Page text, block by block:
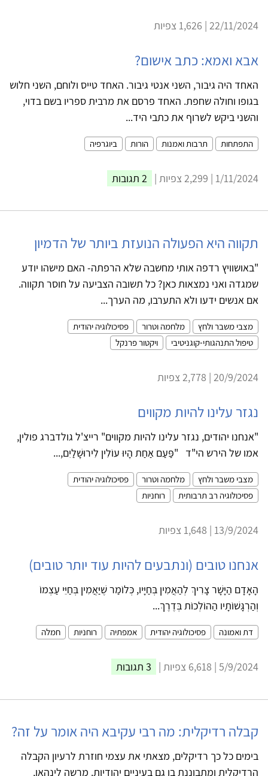
22/11/2024 | 1,626 צפיות
אבא ואמא: כתב אישום?
האחד היה גיבור, השני אנטי גיבור. האחד טייס ולוחם, השני חלוש
בגופו וחולה שחפת. האחד פרסם את מרבית ספריו בשם בדוי,
והשני ביקש לשרוף את כתבי היד...
התפתחות תרבות ואמנות הורות ביוגרפיה
1/11/2024 | 2,299 צפיות | 2 תגובות
תקווה היא הפעולה הנועזת ביותר של הדמיון
"באושוויץ רדפה אותי מחשבה שלא הרפתה- האם מישהו יודע
שמגדה ואני נמצאות כאן? כל תשובה הצביעה על חוסר תקווה.
אם אנשים ידעו ולא התערבו, מה הערך...
מצבי משבר ולחץ מלחמה וטרור
פסיכולוגיה יהודית
טיפול התנהגותי-קוגניטיבי
ויקטור פרנקל
20/9/2024 | 2,778 צפיות
נגזר עלינו להיות מקווים
"אנחנו יהודים, נגזר עלינו להיות מקווים" רייצ'ל גולדברג פולין,
אמו של הירש הי"ד "פַּעַם אַחַת הָיוּ עוֹלִין לִירוּשָׁלַיִם,...
מצבי משבר ולחץ מלחמה וטרור
פסיכולוגיה יהודית
פסיכולוגיה רב תרבותית
רוחניות
13/9/2024 | 1,648 צפיות
אנחנו טובים (ונתבעים להיות עוד יותר טובים)
הָאָדָם הַיָּשָׁר צָרִיךְ לְהַאֲמִין בְּחַיָּיו, כְּלוֹמַר שֶׁיַּאֲמִין בְּחַיֵּי עַצְמוֹ
וְהַרְגָּשׁוֹתָיו הַהוֹלְכוֹת בְּדֶרֶךְ...
דת ואמונה פסיכולוגיה יהודית אמפתיה רוחניות חמלה
5/9/2024 | 6,618 צפיות | 3 תגובות
קבלה רדיקלית: מה רבי עקיבא היה אומר על זה?
בימים כל כך רדיקלים, מצאתי את עצמי חוזרת לרעיון הקבלה
הרדיקלית ומתבוננת בו גם בעיניים יהודיות. מרשה לינהאן,